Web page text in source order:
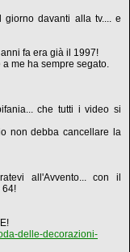
giorno davanti alla tv.... e
fa era già il 1997!
me ha sempre segato.
che tutti i video si
non debba cancellare la
all'Avvento... con il
64!
delle-decorazioni-